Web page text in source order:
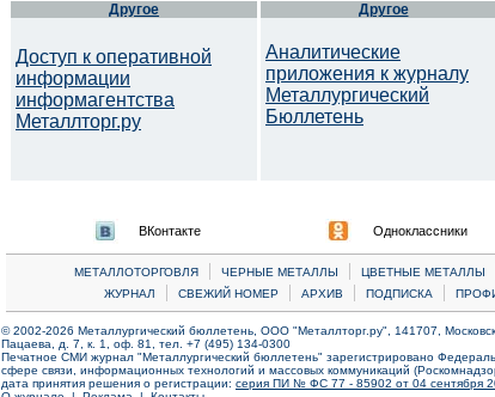
Другое
Доступ к оперативной
информации
информагентства
Металлторг.ру
Другое
Аналитические
приложения к журналу
Металлургический
Бюллетень
ВКонтакте Одноклассники
МЕТАЛЛОТОРГОВЛЯ | ЧЕРНЫЕ МЕТАЛЛЫ | ЦВЕТНЫЕ МЕТАЛЛЫ
ЖУРНАЛ
| СВЕЖИЙ НОМЕР | АРХИВ | ПОДПИСКА |
© 2002-2026 Металлургический бюллетень, ООО "Металлторг.ру", 141707,
Пацаева, д. 7, к. 1, оф. 81, тел. +7 (495) 134-0300
Печатное СМИ журнал "Металлургический бюллетень" зарегистрировано
сфере связи, информационных технологий и массовых коммуникаций
дата принятия решения о регистрации: серия ПИ № ФС 77 - 85902 от 04 сентября